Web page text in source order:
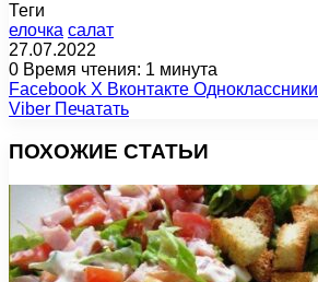
Теги
елочка салат
27.07.2022
0 Время чтения: 1 минута
Facebook X Вконтакте Одноклассники
Viber Печатать
ПОХОЖИЕ СТАТЬИ